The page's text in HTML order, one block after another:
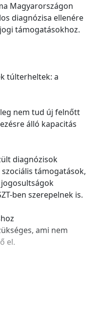
Magyarországon
diagnózisa ellenére
támogatásokhoz.
túlterheltek: a
nem tud új felnőtt
álló kapacitás
diagnózisok
támogatások,
ben szerepelnek is.
ami nem
el.
életét,